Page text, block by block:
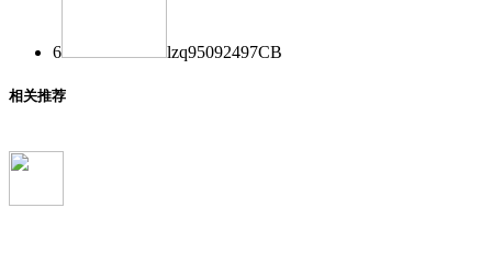
6 lzq95092497CB
相关推荐